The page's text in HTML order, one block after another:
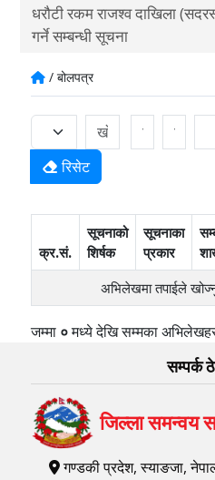
धरौटी रकम राजश्व दाखिला
गर्ने सम्बन्धी सूचना
/ बोलपत्र
रिसेट
क्र.सं.
सूचनाको
शिर्षक
सूचनाका
प्रकार
अभिलेखमा तपाईले
जम्मा ०मध्येदेखिसम्मका
सम्पर्क
जिल्ला समन्वय
गण्डकी प्रदेश, स्याङजा,